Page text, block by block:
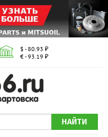
$ - 80.93 ₽
€ - 93.19 ₽
НАЙТИ